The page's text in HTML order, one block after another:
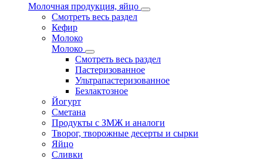
Молочная продукция, яйцо
Смотреть весь раздел
Кефир
Молоко
Молоко
Смотреть весь раздел
Пастеризованное
Ультрапастеризованное
Безлактозное
Йогурт
Сметана
Продукты с ЗМЖ и аналоги
Творог, творожные десерты и сырки
Яйцо
Сливки